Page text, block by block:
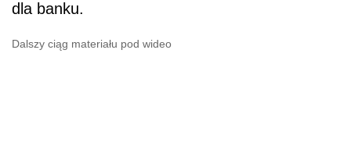
dla banku.
Dalszy ciąg materiału pod wideo